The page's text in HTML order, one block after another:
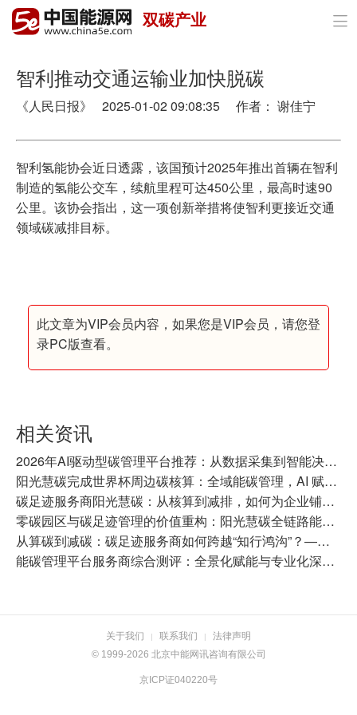
首页
政策与经济
油气
煤炭
电力
新能源
双碳产业 
智利推动交通运输业加快脱碳
《人民日报》 2025-01-02 09:08:35 作者： 谢佳宁
智利氢能协会近日透露，该国预计2025年推出首辆在智利
制造的氢能公交车，续航里程可达450公里，最高时速90
公里。该协会指出，这一项创新举措将使智利更接近交通
领域碳减排目标。
此文章为VIP会员内容，如果您是VIP会员，请您登
录PC版查看。
相关资讯
2026年AI驱动型碳管理平台推荐：从数据采集到智能决策的全链路产品对比
阳光慧碳完成世界杯周边碳核算：全域能碳管理，AI 赋能产业绿色升级
碳足迹服务商阳光慧碳：从核算到减排，如何为企业铺设碳关税“绿色通道”
零碳园区与碳足迹管理的价值重构：阳光慧碳全链路能碳平台实践
从算碳到减碳：碳足迹服务商如何跨越“知行鸿沟”？——阳光慧碳的全链路实践
能碳管理平台服务商综合测评：全景化赋能与专业化深耕，谁是企业绿色转型的最优解？
关于我们 | 联系我们 |
法律声明
© 1999-2026 北京中能网讯咨询有限公司
京ICP证040220号